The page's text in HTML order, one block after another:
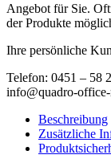
Angebot für Sie.
der Produkte
Ihre persönliche
Telefon: 0451 – 58
info@quadro-
Beschreibung
Zusätzliche